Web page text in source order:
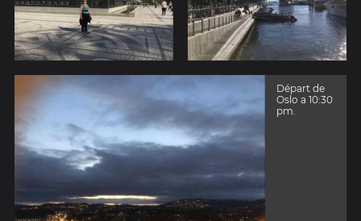
Départ de
Oslo a 10:30
pm.